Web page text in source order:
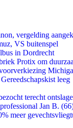
vergelding
VS buitenspel
in Dordrecht
Protix om
leeg
terecht
Jan B.
meer